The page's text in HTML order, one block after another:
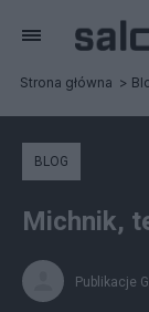
Strona główna
BLOG
Michnik,
Publikacje